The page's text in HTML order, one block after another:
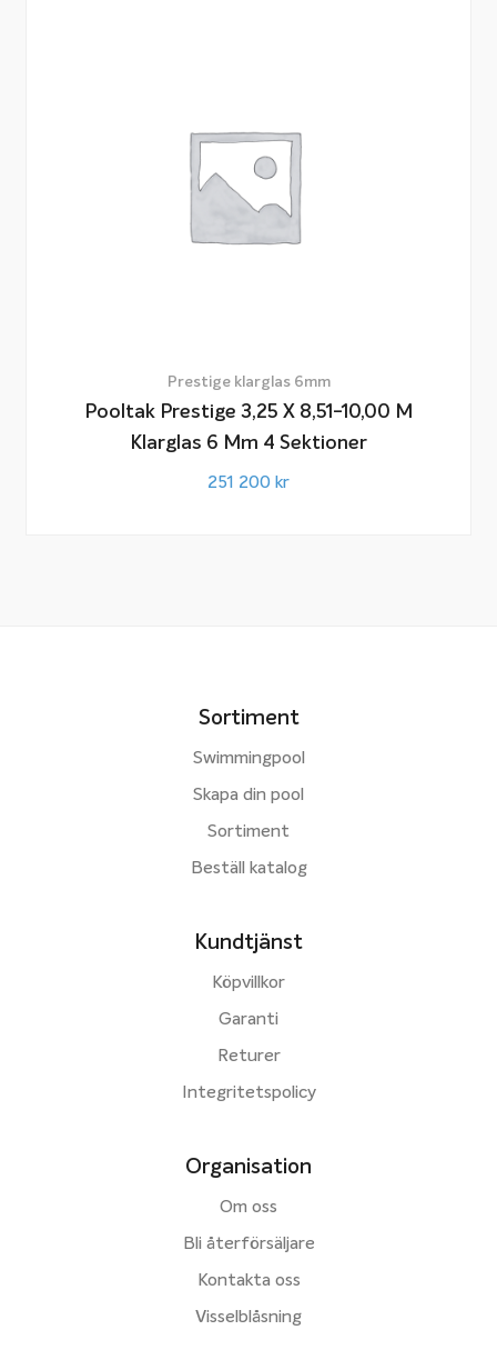
Prestige klarglas 6mm
Pooltak Prestige 3,25 X 8,51-10,00 M
Klarglas 6 Mm 4 Sektioner
251 200 kr
Sortiment
Swimmingpool
Skapa din pool
Sortiment
Beställ katalog
Kundtjänst
Köpvillkor
Garanti
Returer
Integritetspolicy
Organisation
Om oss
Bli återförsäljare
Kontakta oss
Visselblåsning